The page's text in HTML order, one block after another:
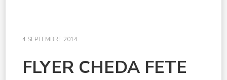
4 SEPTEMBRE 2014
FLYER CHEDA FETE